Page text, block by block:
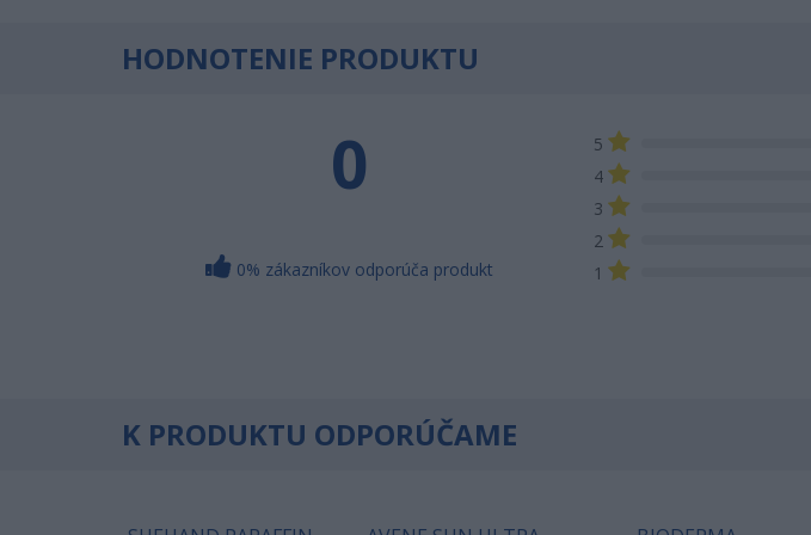
HODNOTENIE PRODUKTU
0
0% zákazníkov odporúča produkt
5
4
3
2
1
K PRODUKTU ODPORÚČAME